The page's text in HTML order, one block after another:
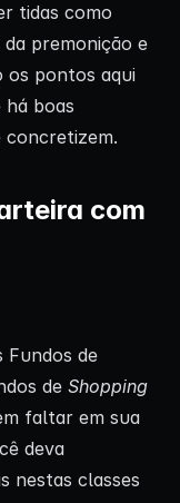
tidas como
premonição e
os pontos aqui
boas
concretizem.
com
Fundos de
de Shopping
faltar em sua
deva
nestas classes